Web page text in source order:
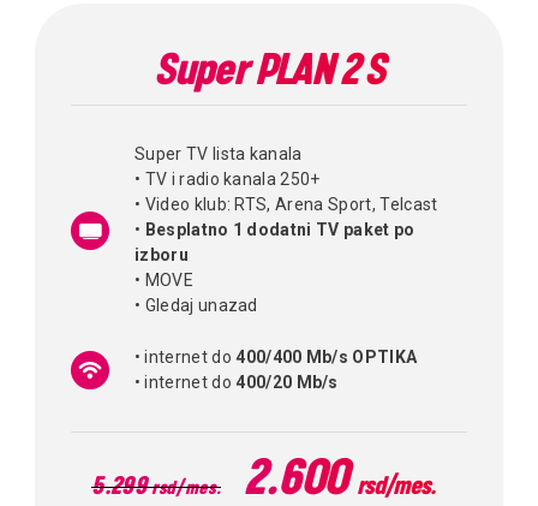
Super PLAN 2 S
Super TV lista kanala
• TV i radio kanala 250+
• Video klub: RTS, Arena Sport, Telcast
• Besplatno 1 dodatni TV paket po
izboru
• MOVE
• Gledaj unazad
• internet do400/400 Mb/s OPTIKA
• internet do400/20 Mb/s
5.299rsd/mes. 2.600rsd/mes.